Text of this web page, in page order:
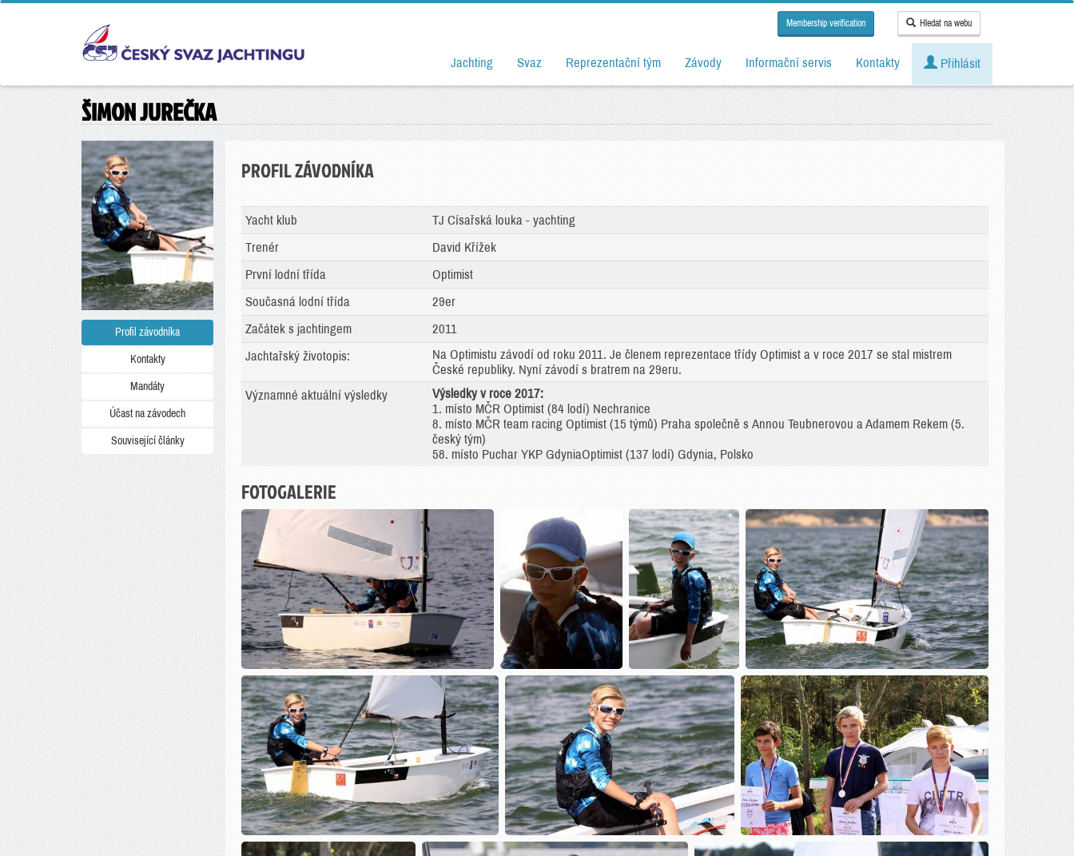
Membership verification Hledat na webu
Jachting Svaz Reprezentační tým Závody Informační servis Kontakty Přihlásit
ŠIMON JUREČKA
Profil závodníka
Kontakty
Mandáty
Účast na závodech
Související články
PROFIL ZÁVODNÍKA
Yacht klub
TJ Císařská louka - yachting
Trenér
David Křížek
První lodní třída
Optimist
Současná lodní třída
29er
Začátek s jachtingem
2011
Jachtařský životopis:
Na Optimistu závodí od roku 2011. Je členem reprezentace třídy Optimist a v roce 2017 se stal mistrem
České republiky. Nyní závodí s bratrem na 29eru.
Významné aktuální výsledky
Výsledky v roce 2017:
1. místo MČR Optimist (84 lodí) Nechranice
8. místo MČR team racing Optimist (15 týmů) Praha společně s Annou Teubnerovou a Adamem Rekem (5.
český tým)
58. místo Puchar YKP GdyniaOptimist (137 lodí) Gdynia, Polsko
FOTOGALERIE